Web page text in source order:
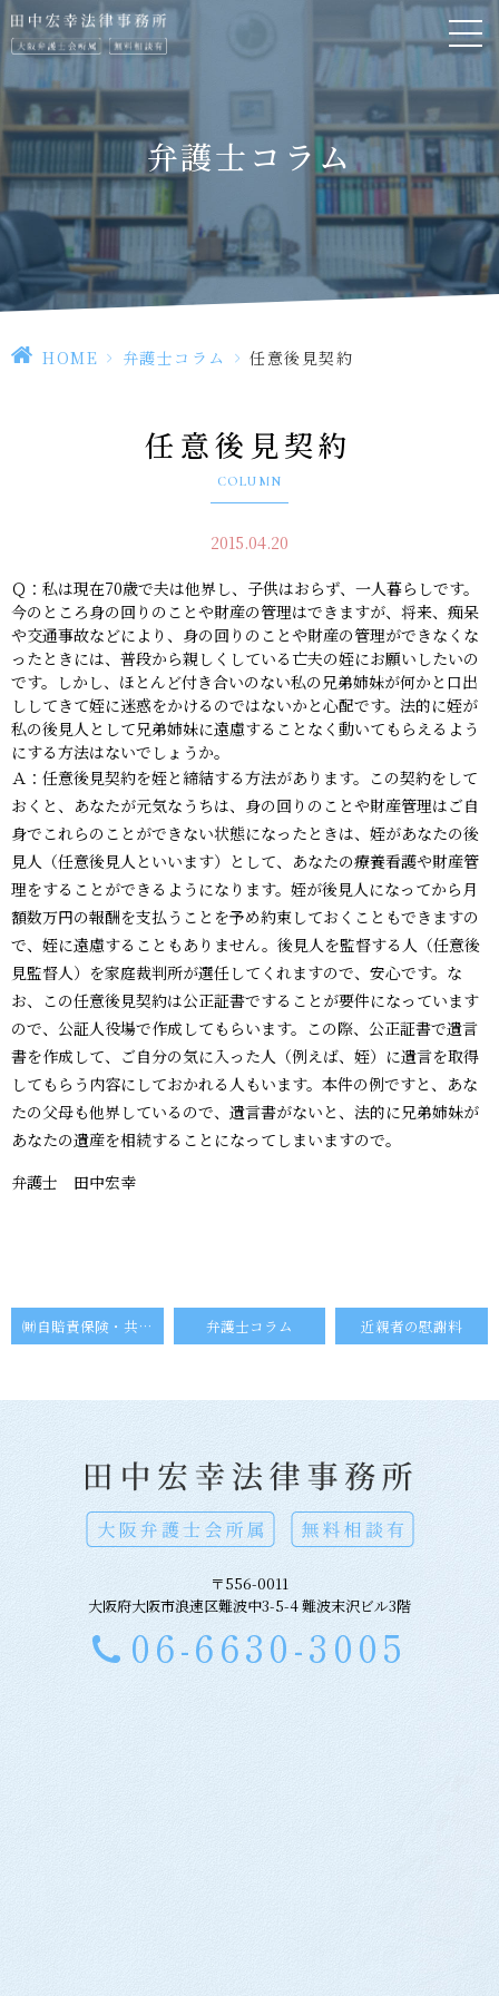
弁護士コラム
HOME > 弁護士コラム > 任意後見契約
任意後見契約
COLUMN
2015.04.20
Ｑ：私は現在70歳で夫は他界し、子供はおらず、一人暮らしです。
今のところ身の回りのことや財産の管理はできますが、将来、痴呆
や交通事故などにより、身の回りのことや財産の管理ができなくな
ったときには、普段から親しくしている亡夫の姪にお願いしたいの
です。しかし、ほとんど付き合いのない私の兄弟姉妹が何かと口出
ししてきて姪に迷惑をかけるのではないかと心配です。法的に姪が
私の後見人として兄弟姉妹に遠慮することなく動いてもらえるよう
にする方法はないでしょうか。
Ａ：任意後見契約を姪と締結する方法があります。この契約をして
おくと、あなたが元気なうちは、身の回りのことや財産管理はご自
身でこれらのことができない状態になったときは、姪があなたの後
見人（任意後見人といいます）として、あなたの療養看護や財産管
理をすることができるようになります。姪が後見人になってから月
額数万円の報酬を支払うことを予め約束しておくこともできますの
で、姪に遠慮することもありません。後見人を監督する人（任意後
見監督人）を家庭裁判所が選任してくれますので、安心です。な
お、この任意後見契約は公正証書ですることが要件になっています
ので、公証人役場で作成してもらいます。この際、公正証書で遺言
書を作成して、ご自分の気に入った人（例えば、姪）に遺言を取得
してもらう内容にしておかれる人もいます。本件の例ですと、あな
たの父母も他界しているので、遺言書がないと、法的に兄弟姉妹が
あなたの遺産を相続することになってしまいますので。
弁護士 田中宏幸
㈶自賠責保険・共済紛争処理機構 弁護士コラム 近親者の慰謝料
〒556-0011
大阪府大阪市浪速区難波中3-5-4 難波末沢ビル3階
06-6630-3005